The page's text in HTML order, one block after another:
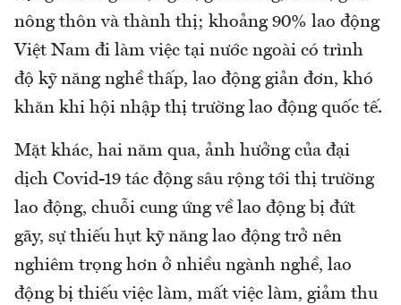
nông thôn và thành thị; khoảng 90% lao động
Việt Nam đi làm việc tại nước ngoài có trình
độ kỹ năng nghề thấp, lao động giản đơn, khó
khăn khi hội nhập thị trường lao động quốc tế.
Mặt khác, hai năm qua, ảnh hưởng của đại
dịch Covid-19 tác động sâu rộng tới thị trường
lao động, chuỗi cung ứng về lao động bị đứt
gãy, sự thiếu hụt kỹ năng lao động trở nên
nghiêm trọng hơn ở nhiều ngành nghề, lao
động bị thiếu việc làm, mất việc làm, giảm thu